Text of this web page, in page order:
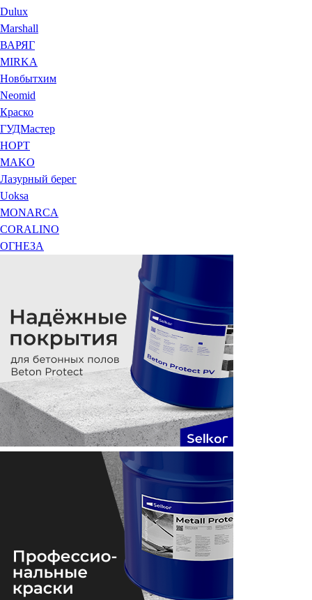
Dulux
Marshall
ВАРЯГ
MIRKA
Новбытхим
Neomid
Краско
ГУДМастер
НОРТ
MAKO
Лазурный берег
Uoksa
MONARCA
CORALINO
ОГНЕЗА